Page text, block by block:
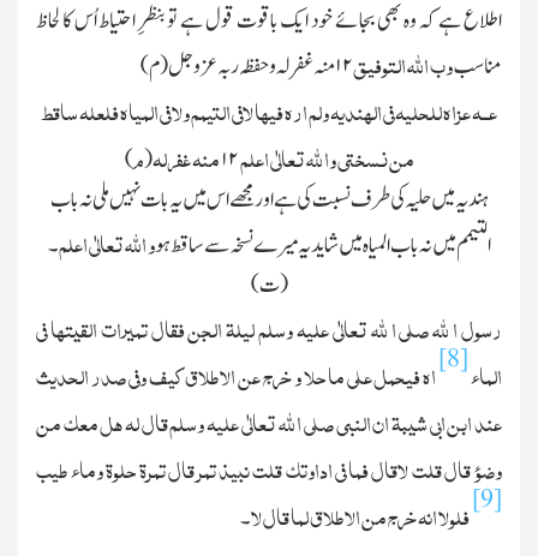
اطلاع ہے کہ وہ بھی بجائے خود ایك باقوت قول ہے تو بنظرِ احتیاط اُس کا لحاظ
مناسبوب الله التوفیق۱۲منہ غفرلہ وحفظہ ربہ عزوجل(م)
عــہ عزاہ للحلیہ فی الھندیہ ولم ارہ فیھا لافی التیمم ولا فی المیاہ فلعلہ ساقط
من نسختی وا لله تعالٰی اعلم۱۲منہ غفرلہ(م)
ہندیہ میں حلیہ کی طرف نسبت کی ہے اور مجھے اس میں یہ بات نہیں ملی نہ باب
التیمم میں نہ باب المیاہ میں شاید یہ میرے نسخہ سے ساقط ہوو الله تعالٰی اعلم۔
(ت)
رسول ا لله صلی ا لله تعالٰی علیہ وسلم لیلۃ الجن فقال تمیرات القیتھا فی
الماء[8]اھ فیحمل علی ما حلا و خرج عن الاطلاق کیف وفی صدر الحدیث
عند ابن ابی شیبۃ ان النبی صلی ا لله تعالٰی علیہ وسلم قال لہ ھل معك من
وضوء قال قلت لاقال فما فی اداوتك قلت نبیذ تمر قال تمرۃ حلوۃ وماء طیب
[9]فلولا انہ خرج من الاطلاق لما قال لا۔